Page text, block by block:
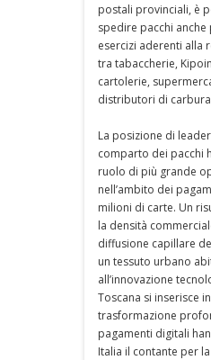
postali provinciali, è
spedire pacchi anche
esercizi aderenti alla
tra tabaccherie,
cartolerie,
distributori di
La posizione di
comparto dei pacchi
ruolo di più grande
nell’ambito dei
milioni di carte. Un
la densità
diffusione capillare
un tessuto urbano
all’innovazione
Toscana si inserisce
trasformazione
pagamenti digitali
Italia il contante per